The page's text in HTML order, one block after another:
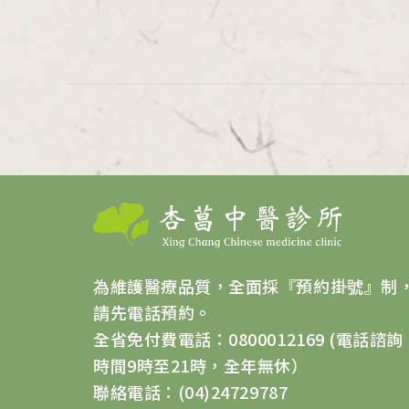
為維護醫療品質，全面採『預約掛號』制
請先電話預約。
全省免付費電話：0800012169 (電話諮詢
時間9時至21時，全年無休）
聯絡電話：(04)24729787